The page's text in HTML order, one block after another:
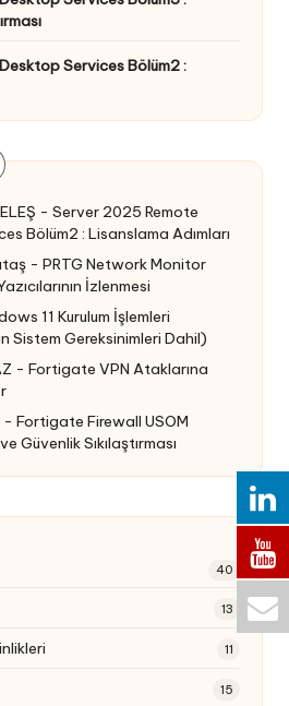
Services Bölüm2 :
-Server 2025 Remote
Bölüm2 : Lisanslama Adımları
-PRTG Network Monitor
İzlenmesi
11 Kurulum İşlemleri
Sistem Gereksinimleri Dahil)
-Fortigate VPN Ataklarına
-Fortigate Firewall USOM
Güvenlik Sıkılaştırması
40
13
11
15